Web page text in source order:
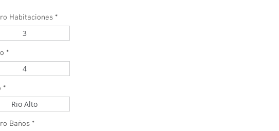
Habitaciones *
3
*
4
*
Rio Alto
Baños *